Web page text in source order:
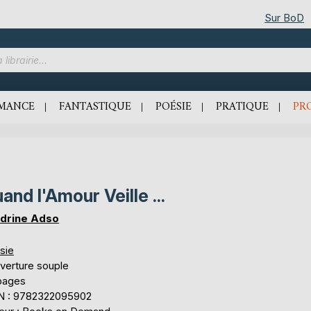
Sur BoD
FANTASTIQUE POÉSIE PRATIQUE
l'Amour Veille ...
Adso
souple
: 9782322095902